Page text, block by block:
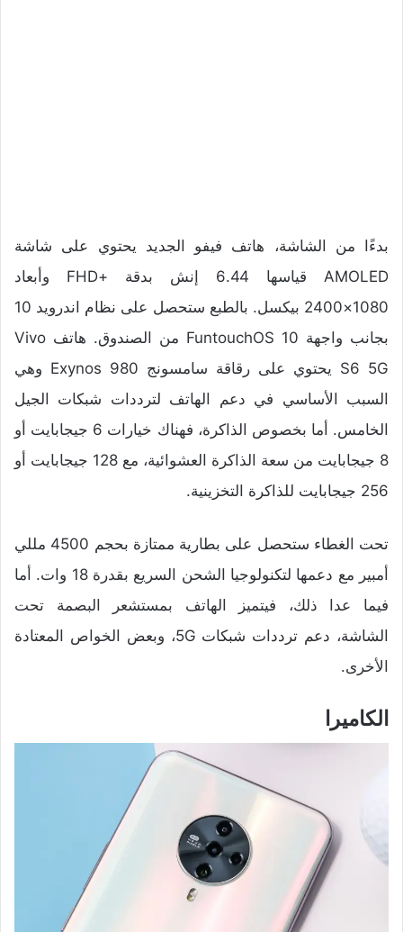
بدءًا من الشاشة، هاتف فيفو الجديد يحتوي على شاشة
AMOLED قياسها 6.44 إنش بدقة +FHD وأبعاد
1080×2400 بيكسل. بالطبع ستحصل على نظام اندرويد 10
بجانب واجهة FuntouchOS 10 من الصندوق. هاتف Vivo
S6 5G يحتوي على رقاقة سامسونج Exynos 980 وهي
السبب الأساسي في دعم الهاتف لترددات شبكات الجيل
الخامس. أما بخصوص الذاكرة، فهناك خيارات 6 جيجابايت أو
8 جيجابايت من سعة الذاكرة العشوائية، مع 128 جيجابايت أو
256 جيجابايت للذاكرة التخزينية.
تحت الغطاء ستحصل على بطارية ممتازة بحجم 4500 مللي
أمبير مع دعمها لتكنولوجيا الشحن السريع بقدرة 18 وات. أما
فيما عدا ذلك، فيتميز الهاتف بمستشعر البصمة تحت
الشاشة، دعم ترددات شبكات 5G، وبعض الخواص المعتادة
الأخرى.
الكاميرا